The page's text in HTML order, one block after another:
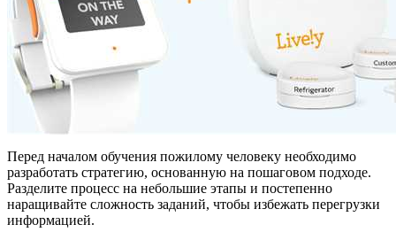
Перед началом обучения пожилому человеку необходимо
разработать стратегию, основанную на пошаговом подходе.
Разделите процесс на небольшие этапы и постепенно
наращивайте сложность заданий, чтобы избежать перегрузки
информацией.